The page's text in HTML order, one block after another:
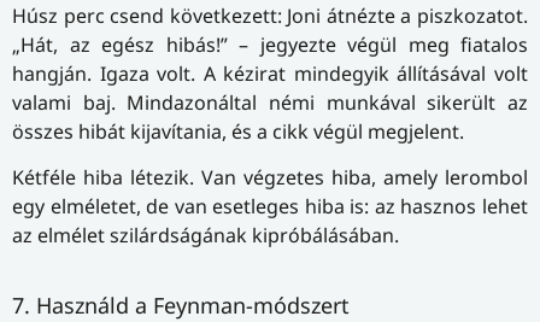
Húsz perc csend következett: Joni átnézte a piszkozatot.
„Hát, az egész hibás!” – jegyezte végül meg fiatalos
hangján. Igaza volt. A kézirat mindegyik állításával volt
valami baj. Mindazonáltal némi munkával sikerült az
összes hibát kijavítania, és a cikk végül megjelent.
Kétféle hiba létezik. Van végzetes hiba, amely lerombol
egy elméletet, de van esetleges hiba is: az hasznos lehet
az elmélet szilárdságának kipróbálásában.
7. Használd a Feynman-módszert